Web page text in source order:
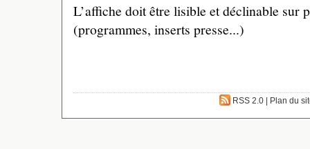
L’affiche doit être lisible et déclinable sur
(programmes, inserts presse...)
RSS 2.0 | Plan du